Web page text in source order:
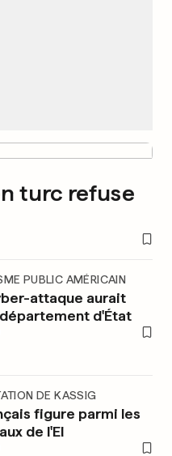
turc refuse
PUBLIC AMÉRICAIN
attaque aurait
d'État
DE KASSIG
figure parmi les
de l'EI